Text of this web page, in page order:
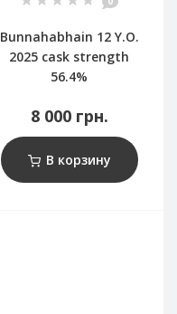
Bunnahabhain 12 Y.O.
2025 cask strength
56.4%
8 000 грн.
В корзину